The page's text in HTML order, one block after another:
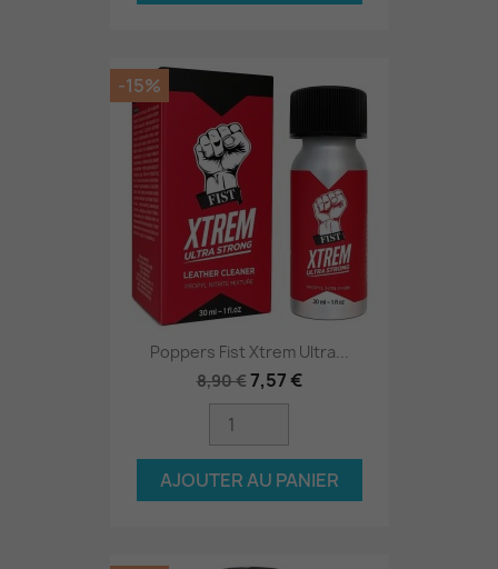
Poppers Fist Xtrem Ultra...
8,90 €7,57 €
AJOUTER AU PANIER
-15%